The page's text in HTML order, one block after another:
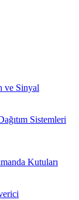
ve Sinyal
Sistemleri
Kutuları